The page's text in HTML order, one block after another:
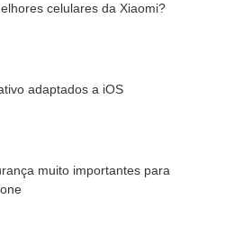
celulares da Xiaomi?
adaptados a iOS
muito importantes para